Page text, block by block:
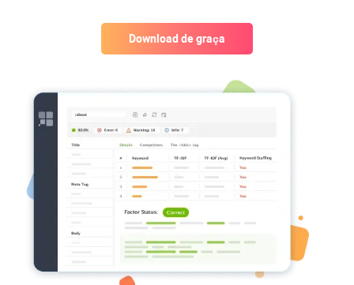
Download de graça